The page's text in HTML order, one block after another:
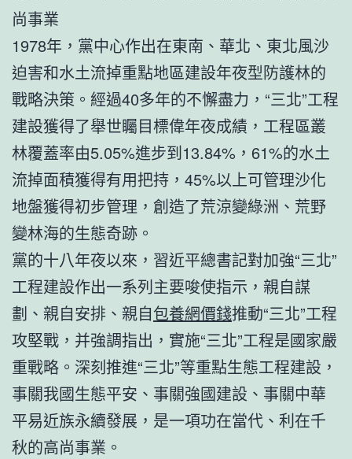
尚事業
1978年，黨中心作出在東南、華北、東北風沙
迫害和水土流掉重點地區建設年夜型防護林的
戰略決策。經過40多年的不懈盡力，“三北”工程
建設獲得了舉世矚目標偉年夜成績，工程區叢
林覆蓋率由5.05%進步到13.84%，61%的水土
流掉面積獲得有用把持，45%以上可管理沙化
地盤獲得初步管理，創造了荒涼變綠洲、荒野
變林海的生態奇跡。
黨的十八年夜以來，習近平總書記對加強“三北”
工程建設作出一系列主要唆使指示，親自謀
劃、親自安排、親自包養網價錢推動“三北”工程
攻堅戰，并強調指出，實施“三北”工程是國家嚴
重戰略。深刻推進“三北”等重點生態工程建設，
事關我國生態平安、事關強國建設、事關中華
平易近族永續發展，是一項功在當代、利在千
秋的高尚事業。